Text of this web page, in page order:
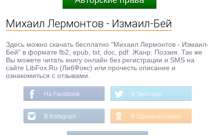
Михаил Лермонтов - Измаил-Бей
Здесь можно скачать бесплатно "Михаил Лермонтов - Измаил-
Бей" в формате fb2, epub, txt, doc, pdf. Жанр: Поэзия. Так же
Вы можете читать книгу онлайн без регистрации и SMS на
сайте LibFox.Ru (ЛибФокс) или прочесть описание и
ознакомиться с отзывами.
На Facebook В Твиттере
В Instagram В Одноклассниках